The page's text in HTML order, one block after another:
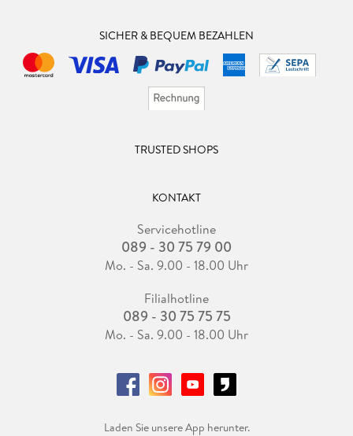
SICHER & BEQUEM BEZAHLEN
TRUSTED SHOPS
KONTAKT
Servicehotline
089 - 30 75 79 00
Mo. - Sa. 9.00 - 18.00 Uhr
Filialhotline
089 - 30 75 75 75
Mo. - Sa. 9.00 - 18.00 Uhr
Laden Sie unsere App herunter.